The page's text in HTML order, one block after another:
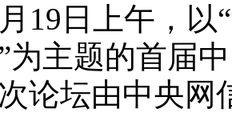
日上午，以“
为主题的首届
论坛由中央网